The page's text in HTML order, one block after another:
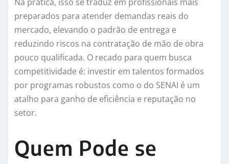
preparados para atender demandas reais do
mercado, elevando o padrão de entrega e
reduzindo riscos na contratação de mão de obra
pouco qualificada. O recado para quem busca
competitividade é: investir em talentos formados
por programas robustos como o do SENAI é um
atalho para ganho de eficiência e reputação no
setor.
Quem Pode se